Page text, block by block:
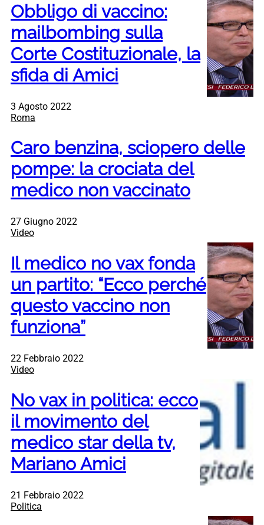
Obbligo di vaccino:
mailbombing sulla
Corte Costituzionale, la
sfida di Amici
3 Agosto 2022
Roma
Caro benzina, sciopero delle
pompe: la crociata del
medico non vaccinato
27 Giugno 2022
Video
Il medico no vax fonda
un partito: “Ecco perché
questo vaccino non
funziona”
22 Febbraio 2022
Video
No vax in politica: ecco
il movimento del
medico star della tv,
Mariano Amici
21 Febbraio 2022
Politica